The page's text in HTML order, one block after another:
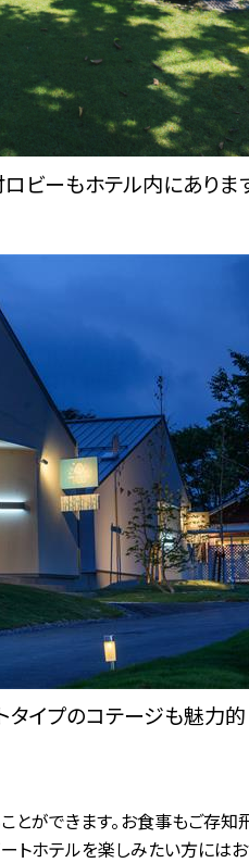
ビーもホテル内にありま
タイプのコテージも魅力的
とができます。お食事もご存
トホテルを楽しみたい方にはお